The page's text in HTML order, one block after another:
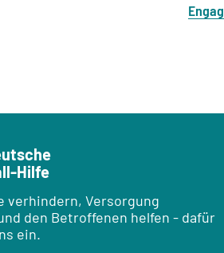
Hilfe
verhindern, Versorgung
den Betroffenen helfen - dafür
ein.